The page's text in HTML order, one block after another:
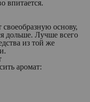
впитается.
основу,
дольше. Лучше всего
из той же
аромат: